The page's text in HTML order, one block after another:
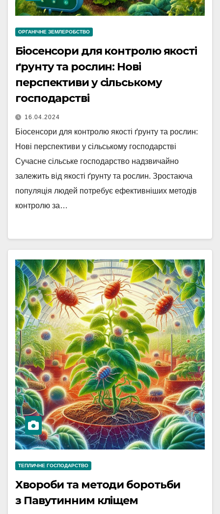
ОРГАНІЧНЕ ЗЕМЛЕРОБСТВО
Біосенсори для контролю якості
ґрунту та рослин: Нові
перспективи у сільському
господарстві
16.04.2024
Біосенсори для контролю якості ґрунту та рослин:
Нові перспективи у сільському господарстві
Сучасне сільське господарство надзвичайно
залежить від якості ґрунту та рослин. Зростаюча
популяція людей потребує ефективніших методів
контролю за…
ТЕПЛИЧНЕ ГОСПОДАРСТВО
Хвороби та методи боротьби
з Павутинним кліщем